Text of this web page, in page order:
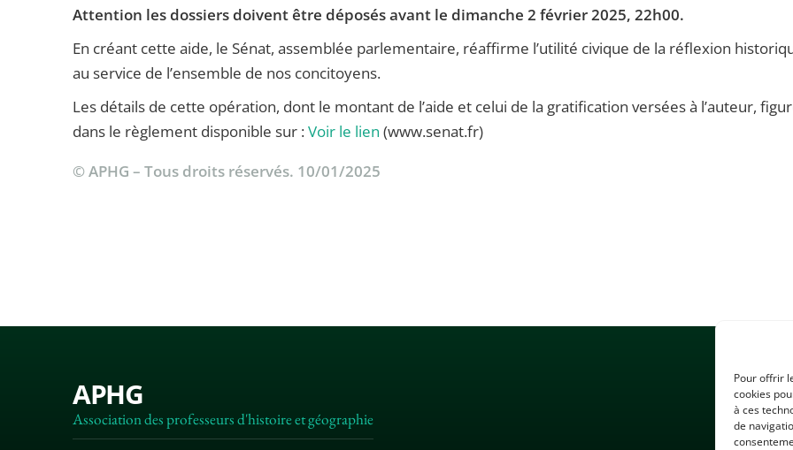
Pour offrir
cookies
à ces
de
Attention les dossiers doivent être déposés avant le dimanche 2 février 2025, 22h00.
En créant cette aide, le Sénat, assemblée parlementaire, réaffirme l’utilité civique de la réflexion
au service de l’ensemble de nos concitoyens.
Les détails de cette opération, dont le montant de l’aide et celui de la gratification versées à l’auteur,
dans le règlement disponible sur :Voir le lien (www.senat.fr)
© APHG – Tous droits réservés. 10/01/2025
APHG
Association des professeurs d'histoire et géographie